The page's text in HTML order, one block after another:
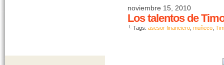
noviembre 15, 2010
Los talentos de
└ Tags: asesor financiero muñeco